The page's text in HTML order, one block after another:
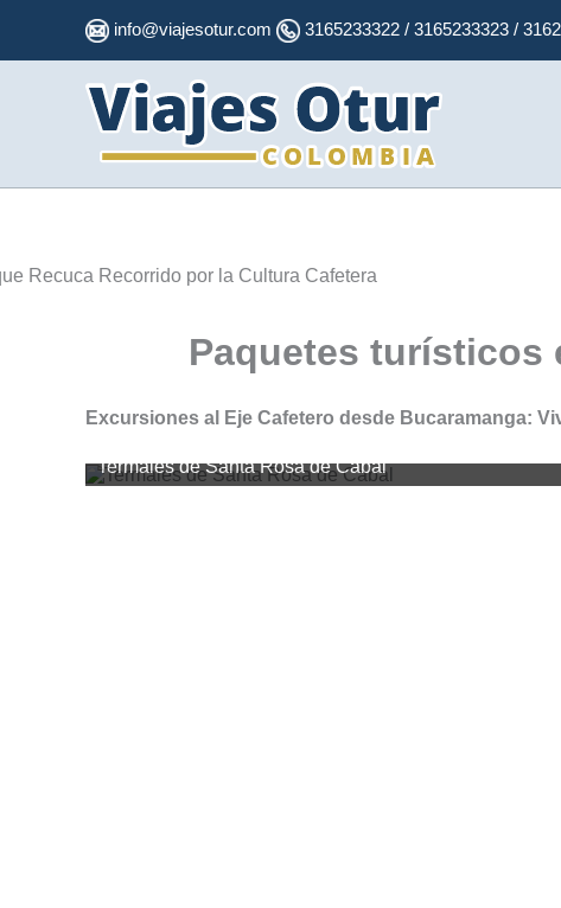
info@viajesotur.com 3165233322 / 3165233323 /
Paquetes turísticos
Excursiones al Eje Cafetero desde Bucaramanga:
Termales de Santa Rosa de Cabal